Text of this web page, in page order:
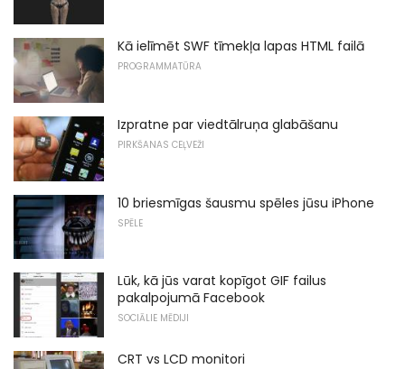
Kā ielīmēt SWF tīmekļa lapas HTML failā
PROGRAMMATŪRA
Izpratne par viedtālruņa glabāšanu
PIRKŠANAS CEĻVEŽI
10 briesmīgas šausmu spēles jūsu iPhone
SPĒLE
Lūk, kā jūs varat kopīgot GIF failus
pakalpojumā Facebook
SOCIĀLIE MĒDIJI
CRT vs LCD monitori